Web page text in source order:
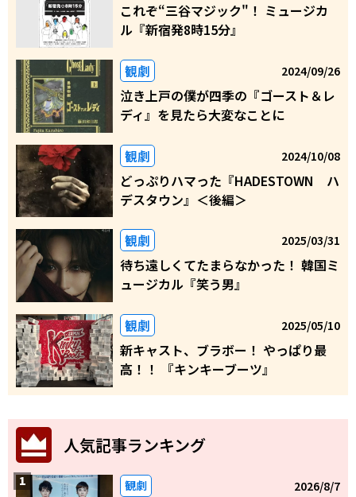
これぞ“三谷マジック"！ ミュージカ
ル『新宿発8時15分』
観劇 2024/09/26
泣き上戸の僕が四季の『ゴースト＆レ
ディ』を見たら大変なことに
観劇 2024/10/08
どっぷりハマった『HADESTOWN ハ
デスタウン』＜後編＞
観劇 2025/03/31
待ち遠しくてたまらなかった！ 韓国ミ
ュージカル『笑う男』
観劇 2025/05/10
新キャスト、ブラボー！ やっぱり最
高！！ 『キンキーブーツ』
人気記事ランキング
観劇 2026/8/7